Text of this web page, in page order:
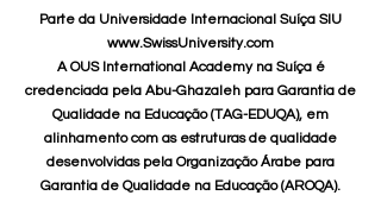
Parte da Universidade Internacional Suíça SIU
www.SwissUniversity.com
A OUS International Academy na Suíça é
credenciada pela Abu-Ghazaleh para Garantia de
Qualidade na Educação (TAG-EDUQA), em
alinhamento com as estruturas de qualidade
desenvolvidas pela Organização Árabe para
Garantia de Qualidade na Educação (AROQA).